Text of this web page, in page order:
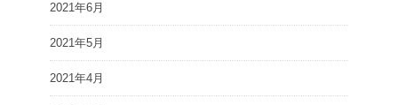
2021年6月
2021年5月
2021年4月